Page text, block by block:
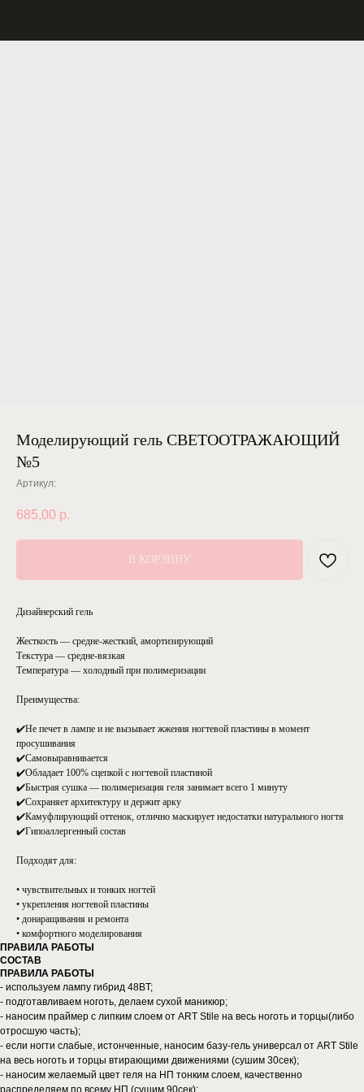
Моделирующий гель СВЕТООТРАЖАЮЩИЙ
№5
Артикул:
685,00 р.
В КОРЗИНУ
Дизайнерский гель
Жесткость — средне-жесткий, амортизирующий
Текстура — средне-вязкая
Температура — холодный при полимеризации
Преимущества:
✔️Не печет в лампе и не вызывает жжения ногтевой пластины в момент
просушивания
✔️Самовыравнивается
✔️Обладает 100% сцепкой с ногтевой пластиной
✔️Быстрая сушка — полимеризация геля занимает всего 1 минуту
✔️Сохраняет архитектуру и держит арку
✔️Камуфлирующий оттенок, отлично маскирует недостатки натурального ногтя
✔️Гипоаллергенный состав
Подходят для:
• чувствительных и тонких ногтей
• укрепления ногтевой пластины
• донаращивания и ремонта
• комфортного моделирования
ПРАВИЛА РАБОТЫ
СОСТАВ
ПРАВИЛА РАБОТЫ
- используем лампу гибрид 48BT;
- подготавливаем ноготь, делаем сухой маникюр;
- наносим праймер с липким слоем от ART Stile на весь ноготь и торцы(либо
отросшую часть);
- если ногти слабые, истонченные, наносим базу-гель универсал от ART Stile
на весь ноготь и торцы втирающими движениями (сушим 30сек);
- наносим желаемый цвет геля на НП тонким слоем, качественно